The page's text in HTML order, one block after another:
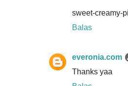
sweet-creamy-
Balas
everonia.com
Thanks yaa